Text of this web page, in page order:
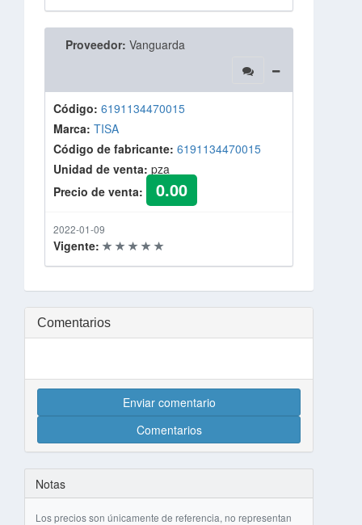
Proveedor: Vanguarda
Código: 6191134470015
Marca: TISA
Código de fabricante: 6191134470015
Unidad de venta: pza
Precio de venta:
0.00
2022-01-09
Vigente:
Comentarios
Enviar comentario
Comentarios
Notas
Los precios son únicamente de referencia, no representan